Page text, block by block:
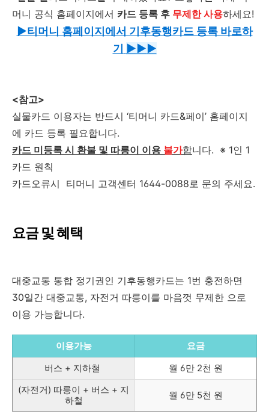
머니 공식 홈페이지에서 카드 등록 후 무제한 사용하세요!
▶티머니 홈페이지에서 기후동행카드 등록 바로하
기
▶▶▶
<참고>
실물카드 이용자는 반드시 ‘티머니 카드&페이’ 홈페이지
에 카드 등록 필요합니다.
카드 미등록 시 환불 및 따릉이 이용 불가합니다. ※ 1인 1
카드 원칙
카드오류시 티머니 고객센터 1644-0088로 문의 주세요.
요금 및 혜택
대중교통 통합 정기권인 기후동행카드는 1번 충전하면
30일간 대중교통, 자전거 따릉이를 마음껏 무제한 으로
이용 가능합니다.
이용가능
요금
버스 + 지하철
월 6만 2천 원
(자전거) 따릉이 + 버스 + 지
하철
월 6만 5천 원